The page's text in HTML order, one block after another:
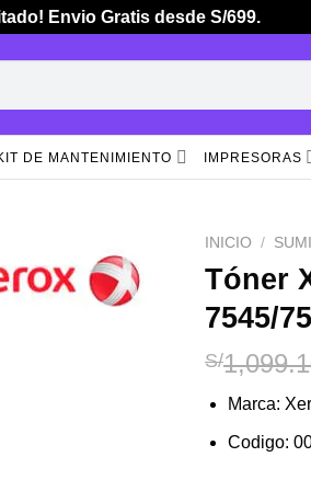
Envio Gratis desde S/699.
DE MANTENIMIENTO IMPRESORAS
INICIO /
Tóner
7545/
S/
Marca:
Codigo: